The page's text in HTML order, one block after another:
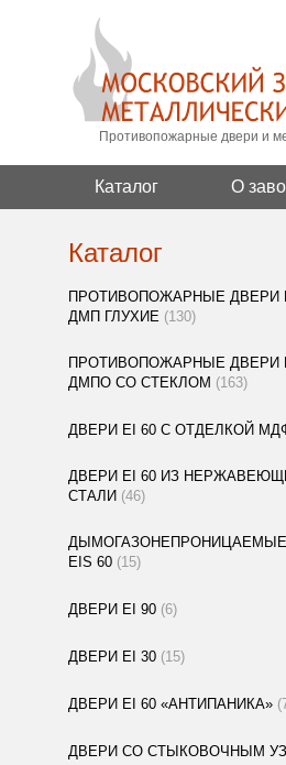
Противопожарные двери и
Каталог О
Каталог
ПРОТИВОПОЖАРНЫЕ ДВЕРИ
ДМП ГЛУХИЕ (130)
ПРОТИВОПОЖАРНЫЕ ДВЕРИ
ДМПО СО СТЕКЛОМ (163)
ДВЕРИ EI 60 С ОТДЕЛКОЙ
ДВЕРИ EI 60 ИЗ
СТАЛИ (46)
EIS 60 (15)
ДВЕРИ EI 90 (6)
ДВЕРИ EI 30 (15)
ДВЕРИ EI 60 «АНТИПАНИКА»
ДВЕРИ СО СТЫКОВОЧНЫМ